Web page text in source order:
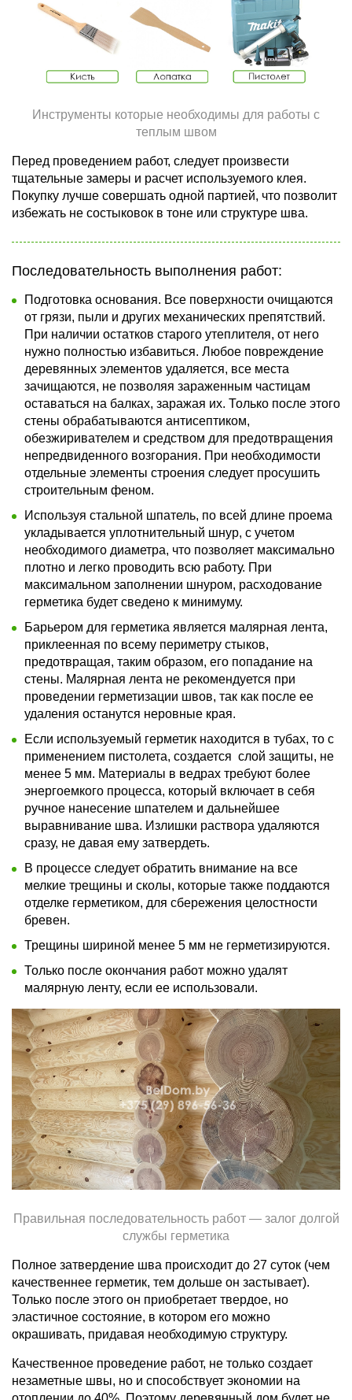
Инструменты которые необходимы для работы с
теплым швом
Перед проведением работ, следует произвести
тщательные замеры и расчет используемого клея.
Покупку лучше совершать одной партией, что позволит
избежать не состыковок в тоне или структуре шва.
Последовательность выполнения работ:
Подготовка основания. Все поверхности очищаются
от грязи, пыли и других механических препятствий.
При наличии остатков старого утеплителя, от него
нужно полностью избавиться. Любое повреждение
деревянных элементов удаляется, все места
зачищаются, не позволяя зараженным частицам
оставаться на балках, заражая их. Только после этого
стены обрабатываются антисептиком,
обезжиривателем и средством для предотвращения
непредвиденного возгорания. При необходимости
отдельные элементы строения следует просушить
строительным феном.
Используя стальной шпатель, по всей длине проема
укладывается уплотнительный шнур, с учетом
необходимого диаметра, что позволяет максимально
плотно и легко проводить всю работу. При
максимальном заполнении шнуром, расходование
герметика будет сведено к минимуму.
Барьером для герметика является малярная лента,
приклеенная по всему периметру стыков,
предотвращая, таким образом, его попадание на
стены. Малярная лента не рекомендуется при
проведении герметизации швов, так как после ее
удаления останутся неровные края.
Если используемый герметик находится в тубах, то с
применением пистолета, создается слой защиты, не
менее 5 мм. Материалы в ведрах требуют более
энергоемкого процесса, который включает в себя
ручное нанесение шпателем и дальнейшее
выравнивание шва. Излишки раствора удаляются
сразу, не давая ему затвердеть.
В процессе следует обратить внимание на все
мелкие трещины и сколы, которые также поддаются
отделке герметиком, для сбережения целостности
бревен.
Трещины шириной менее 5 мм не герметизируются.
Только после окончания работ можно удалят
малярную ленту, если ее использовали.
Правильная последовательность работ — залог долгой
службы герметика
Полное затвердение шва происходит до 27 суток (чем
качественнее герметик, тем дольше он застывает).
Только после этого он приобретает твердое, но
эластичное состояние, в котором его можно
окрашивать, придавая необходимую структуру.
Качественное проведение работ, не только создает
незаметные швы, но и способствует экономии на